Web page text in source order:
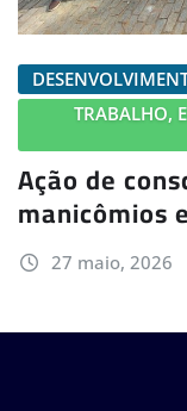
TRABALHO,
Ação de
manicômios
27 maio, 2026